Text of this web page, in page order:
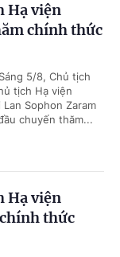
Hạ viện
chính thức
5/8, Chủ tịch
tịch Hạ viện
Sophon Zaram
chuyến thăm...
Hạ viện
thức